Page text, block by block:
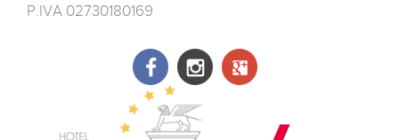
P.IVA 02730180169